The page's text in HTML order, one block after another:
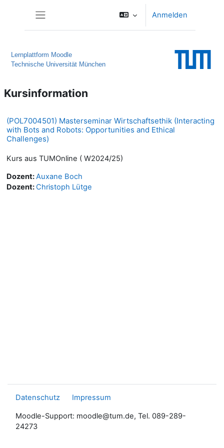
Anmelden
Lernplattform Moodle
Technische Universität München
Kursinformation
(POL7004501) Masterseminar Wirtschaftsethik (Interacting
with Bots and Robots: Opportunities and Ethical
Challenges)
Kurs aus TUMOnline ( W2024/25)
Dozent:Auxane Boch
Dozent:Christoph Lütge
Datenschutz Impressum
Moodle-Support: moodle@tum.de, Tel. 089-289-
24273